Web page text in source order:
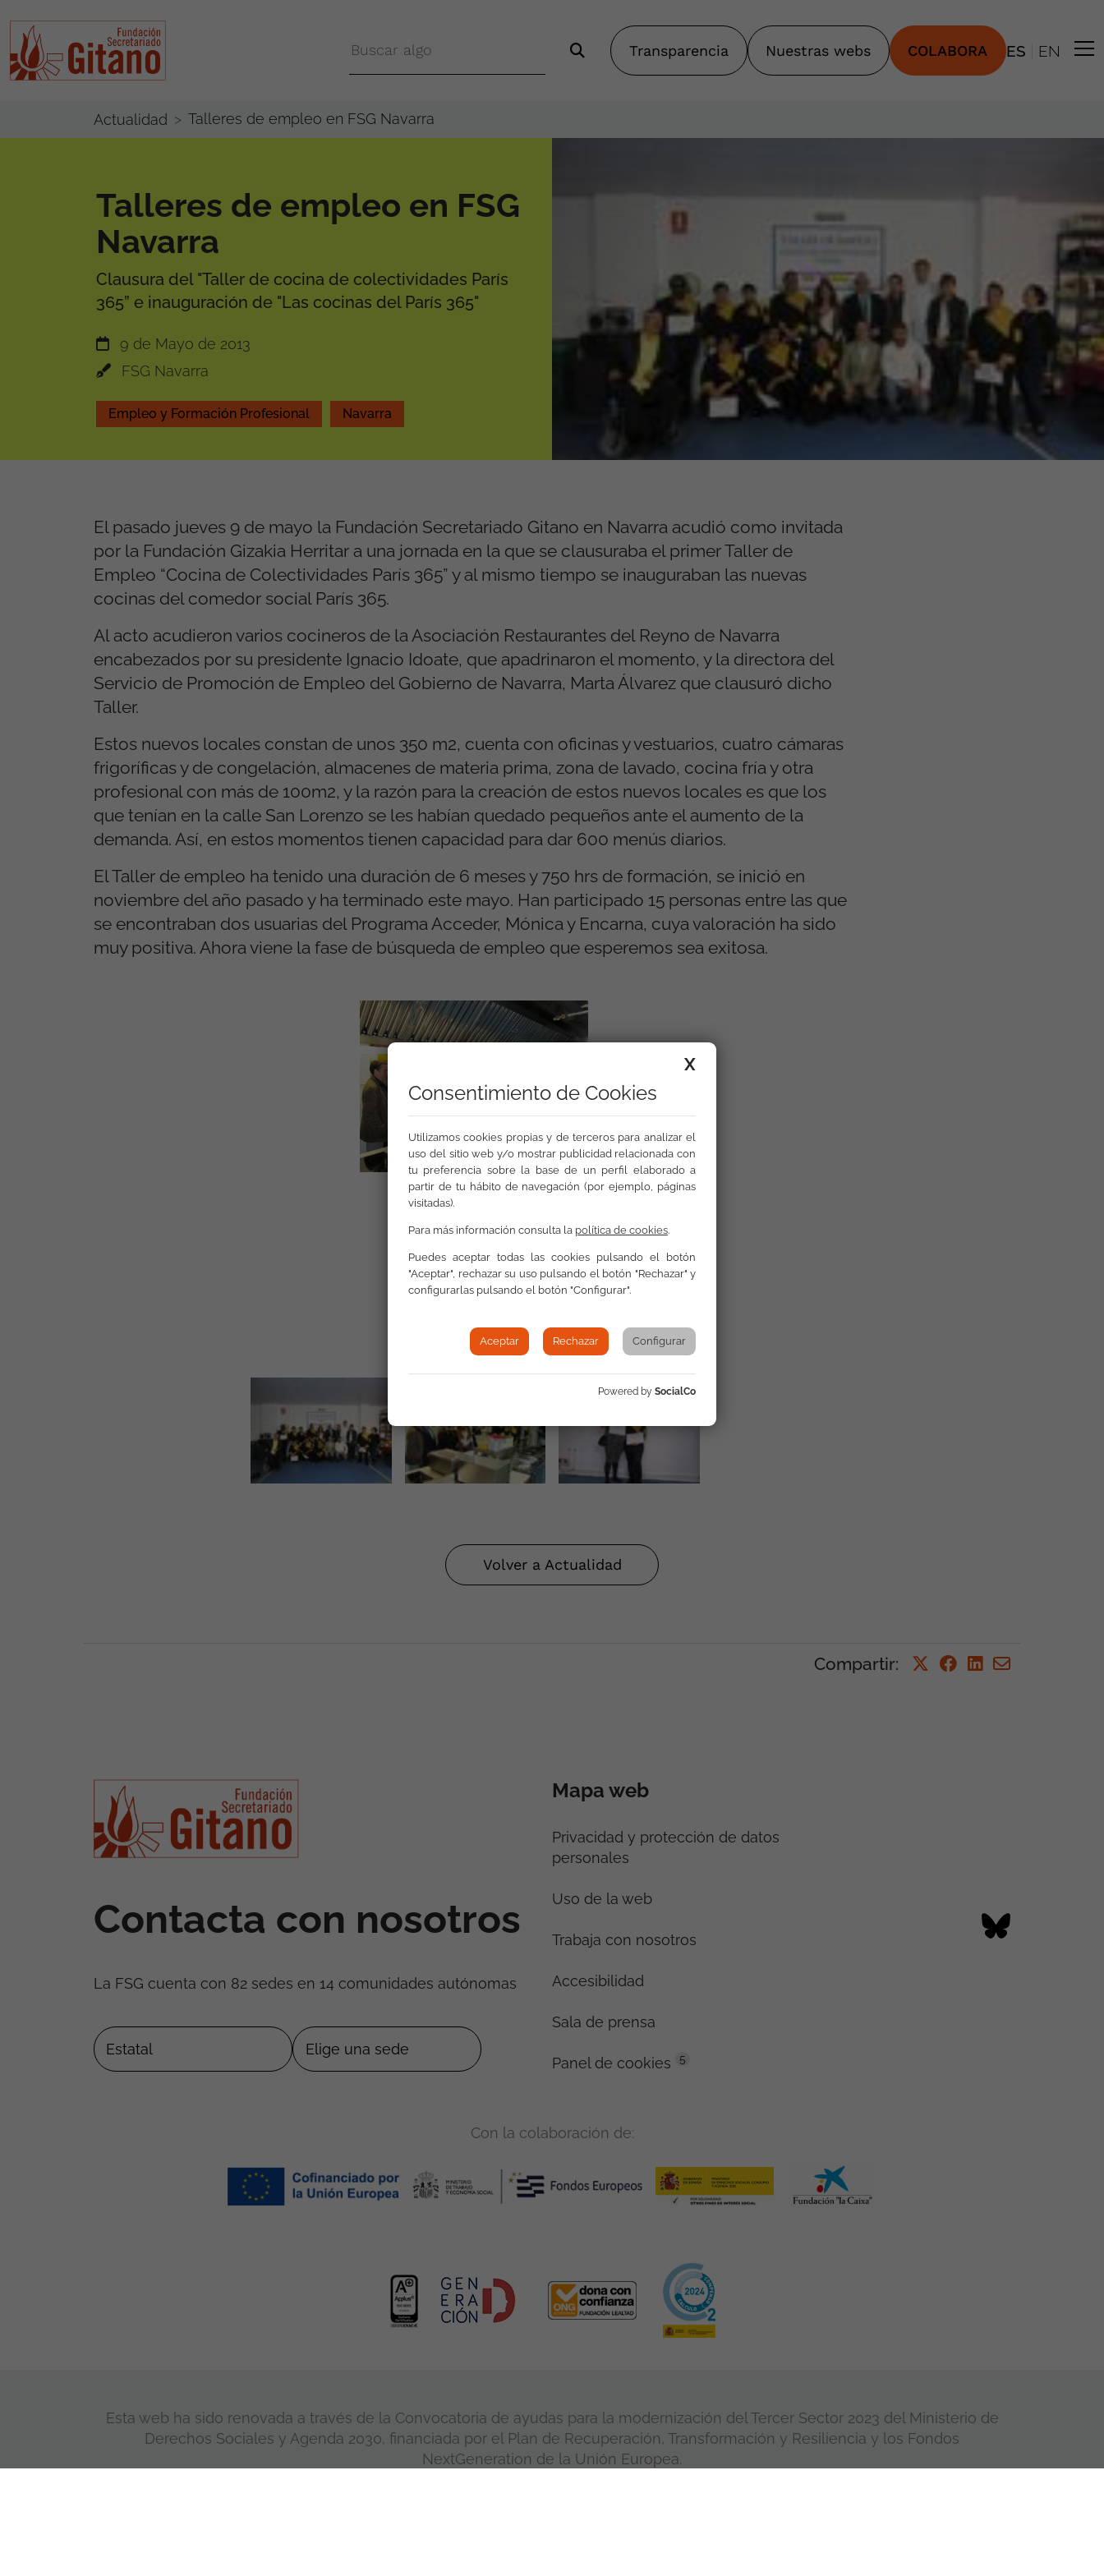
Transparencia Nuestras webs COLABORA ES EN
Actualidad Talleres de empleo en FSG Navarra
Talleres de empleo en FSG
Navarra
Clausura del "Taller de cocina de colectividades París
365” e inauguración de "Las cocinas del París 365"
9 de Mayo de 2013
FSG Navarra
Empleo y Formación Profesional Navarra
El pasado jueves 9 de mayo la Fundación Secretariado Gitano en Navarra acudió como invitada
por la Fundación Gizakia Herritar a una jornada en la que se clausuraba el primer Taller de
Empleo “Cocina de Colectividades París 365” y al mismo tiempo se inauguraban las nuevas
cocinas del comedor social París 365.
Al acto acudieron varios cocineros de la Asociación Restaurantes del Reyno de Navarra
encabezados por su presidente Ignacio Idoate, que apadrinaron el momento, y la directora del
Servicio de Promoción de Empleo del Gobierno de Navarra, Marta Álvarez que clausuró dicho
Taller.
Estos nuevos locales constan de unos 350 m2, cuenta con oficinas y vestuarios, cuatro cámaras
frigoríficas y de congelación, almacenes de materia prima, zona de lavado, cocina fría y otra
profesional con más de 100m2, y la razón para la creación de estos nuevos locales es que los
que tenían en la calle San Lorenzo se les habían quedado pequeños ante el aumento de la
demanda. Así, en estos momentos tienen capacidad para dar 600 menús diarios.
El Taller de empleo ha tenido una duración de 6 meses y 750 hrs de formación, se inició en
noviembre del año pasado y ha terminado este mayo. Han participado 15 personas entre las que
se encontraban dos usuarias del Programa Acceder, Mónica y Encarna, cuya valoración ha sido
muy positiva. Ahora viene la fase de búsqueda de empleo que esperemos sea exitosa.
Galería
Volver a Actualidad
Compartir:
Contacta con nosotros
La FSG cuenta con 82 sedes en 14 comunidades autónomas
Mapa web
Privacidad y protección de datos
personales
Uso de la web
Trabaja con nosotros
Accesibilidad
Sala de prensa
Panel de cookies 5
Con la colaboración de:
Esta web ha sido renovada a través de la Convocatoria de ayudas para la modernización del Tercer Sector 2023 del Ministerio de
Derechos Sociales y Agenda 2030, financiada por el Plan de Recuperación, Transformación y Resiliencia y los Fondos
NextGeneration de la Unión Europea.
X
Consentimiento de Cookies
Utilizamos cookies propias y de terceros para analizar el
uso del sitio web y/o mostrar publicidad relacionada con
tu preferencia sobre la base de un perfil elaborado a
partir de tu hábito de navegación (por ejemplo, páginas
visitadas).
Para más información consulta la política de cookies.
Puedes aceptar todas las cookies pulsando el botón
"Aceptar", rechazar su uso pulsando el botón "Rechazar" y
configurarlas pulsando el botón "Configurar".
Aceptar Rechazar Configurar
Powered by SocialCo